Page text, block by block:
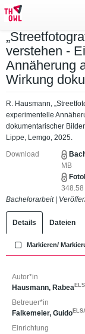
verstehen -
Annäherung
Wirkung
R. Hausmann,
experimentelle
dokumentarischer
Lippe, Lemgo, 2025.
Download
MB
348.58
Bachelorarbeit|
Details Dateien
Markieren/
Autor*in
Hausmann, Rabea
Betreuer*in
Falkemeier, Guido
Einrichtung